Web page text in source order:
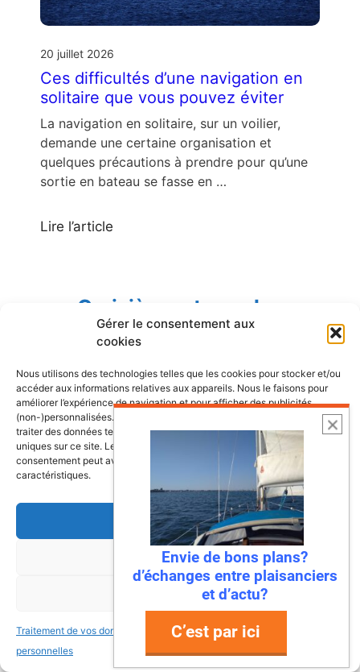
Gérer le consentement aux
cookies
Nous utilisons des technologies telles que les cookies pour stocker et/ou
accéder aux informations relatives aux appareils. Nous le faisons pour
améliorer l’expérience de navigation et pour afficher des publicités
(non-)personnalisées. Consentir à ces technologies nous autorisera à
traiter des données telles que le comportement de navigation ou les ID
uniques sur ce site. Le fait de ne pas consentir ou de retirer son
consentement peut avoir un effet négatif sur certaines fonctonnalités et
caractéristiques.
Accepter
Refuser
Voir les préférences
Traitement de vos données
personnelles
Traitement de vos données
personnelles
20 juillet 2026
Ces difficultés d’une navigation en
solitaire que vous pouvez éviter
La navigation en solitaire, sur un voilier,
demande une certaine organisation et
quelques précautions à prendre pour qu’une
sortie en bateau se fasse en …
Lire l’article
Croisières et escales
Les plus belles escales et croisières de
nos côtes
6 août 2026
Envie de bons plans?
d’échanges entre plaisanciers
et d’actu?
C’est par ici